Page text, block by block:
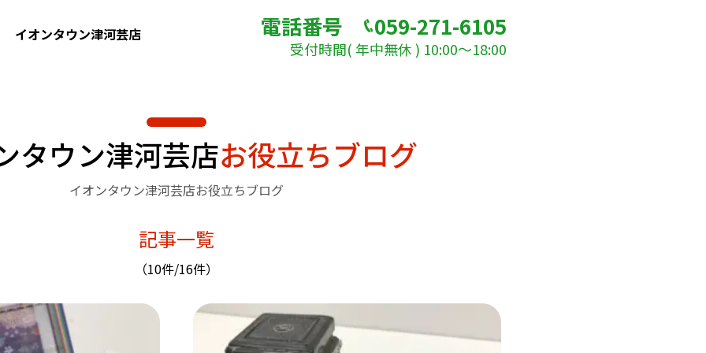
イオンタウン津河芸店 電話番号 059-271-6105
受付時間( 年中無休 ) 10:00～18:00
タウン津河芸店お役立ちブログ
イオンタウン津河芸店お役立ちブログ
記事一覧
（10件/16件）